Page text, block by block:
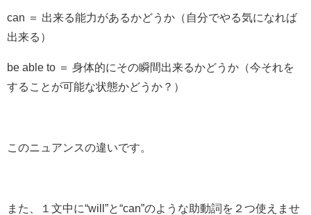
can ＝ 出来る能力があるかどうか （自分でやる気になれば
出来る）
be able to ＝ 身体的にその瞬間出来るかどうか （今それを
することが可能な状態かどうか？）
このニュアンスの違いです。
また、１文中に“will”と“can”のような助動詞を２つ使えませ